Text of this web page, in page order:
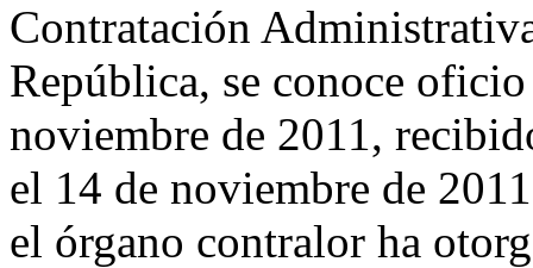
Contratación
República, se conoce
noviembre de 2011,
el 14 de noviembre de
el órgano contralor ha